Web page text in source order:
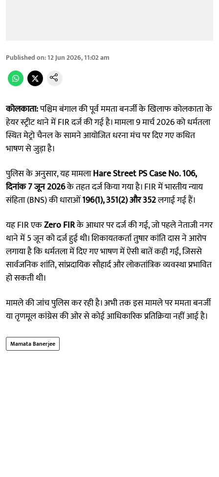
Published on:12 Jun 2026, 11:02 am
कोलकाता:पश्चिम बंगाल की पूर्व ममता बनर्जी के खिलाफ कोलकाता के
हेयर स्ट्रीट थाने में FIR दर्ज की गई है। मामला 9 मार्च 2026 को धर्मतला
स्थित मेट्रो चैनल के सामने आयोजित धरना मंच पर दिए गए कथित
भाषण से जुड़ा है।
पुलिस के अनुसार, यह मामलाHare Street PS Case No. 106,
दिनांक 7 जून 2026के तहत दर्ज किया गया है। FIR में भारतीय न्याय
संहिता (BNS) की धाराओं196(1), 351(2) और 352लगाई गई हैं।
यह FIR एकZero FIRके आधार पर दर्ज की गई, जो पहले नेताजी नगर
थाने में 5 जून को दर्ज हुई थी। शिकायतकर्ता तुषार कांति दास ने आरोप
लगाया है कि धर्मतला में दिए गए भाषण में ऐसी बातें कही गईं, जिससे
सार्वजनिक शांति, सांप्रदायिक सौहार्द और लोकतांत्रिक व्यवस्था प्रभावित
हो सकती थी।
मामले की जांच पुलिस कर रही है। अभी तक इस मामले पर ममता बनर्जी
या तृणमूल कांग्रेस की ओर से कोई आधिकारिक प्रतिक्रिया नहीं आई है।
Mamata Banerjee